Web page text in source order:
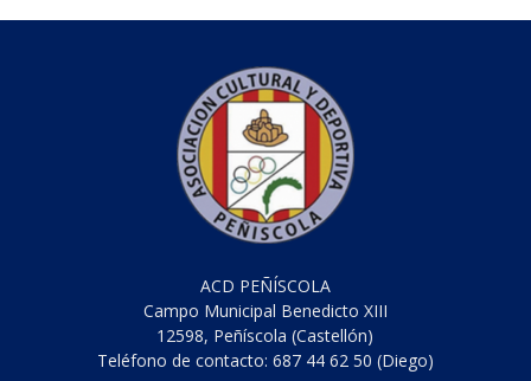
ACD PEÑÍSCOLA
Campo Municipal Benedicto XIII
12598, Peñíscola (Castellón)
Teléfono de contacto: 687 44 62 50 (Diego)